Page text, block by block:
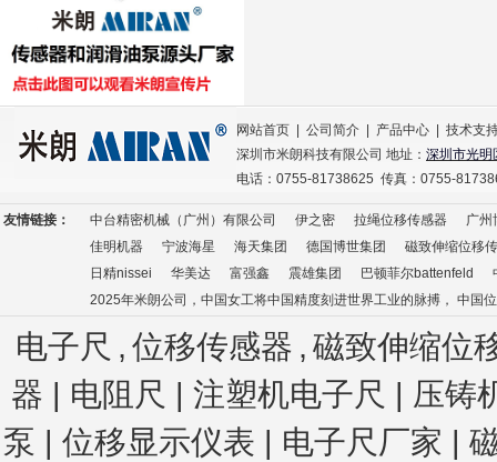
网站首页 公司简介 产品中心
技术支
深圳市米朗科技有限公司 地址： 深圳市光明
电话：0755-81738625 传真：0755-
友情链接： 中台精密机械（广州）有限公司 伊之密 拉绳位移传感器
广州
佳明机器
宁波海星 海天集团 德国博世集团
磁致伸缩位移
日精nissei
华美达 富强鑫 震雄集团 巴顿菲尔battenfeld
2025年米朗公司，中国女工将中国精度刻进世界工业的脉搏， 中国
电子尺 , 位移传感器 , 磁致伸缩位
器 | 电阻尺 | 注塑机电子尺 | 压铸
泵 | 位移显示仪表 | 电子尺厂家 |